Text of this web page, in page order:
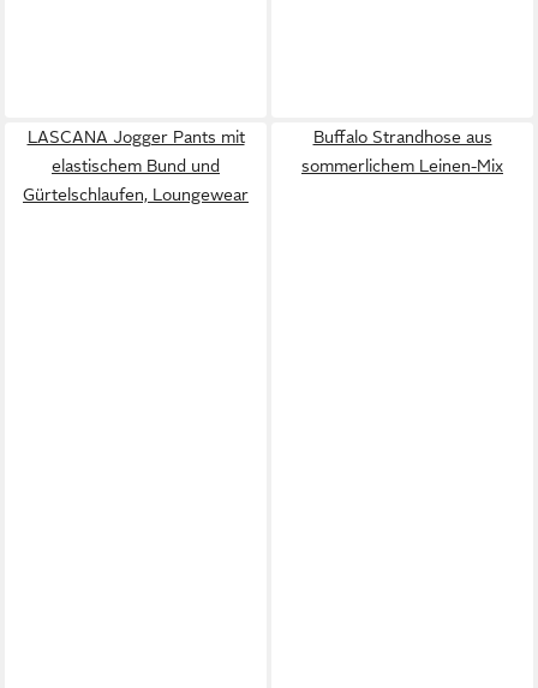
LASCANA Jogger Pants mit
elastischem Bund und
Gürtelschlaufen, Loungewear
Buffalo Strandhose aus
sommerlichem Leinen-Mix